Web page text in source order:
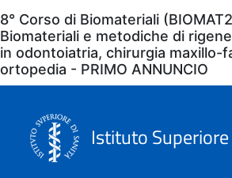
Eventi
8° Corso di Biomateriali
Biomateriali e metodiche di
in odontoiatria, chirurgia maxillo-
ortopedia - PRIMO ANNUNCIO
Istituto